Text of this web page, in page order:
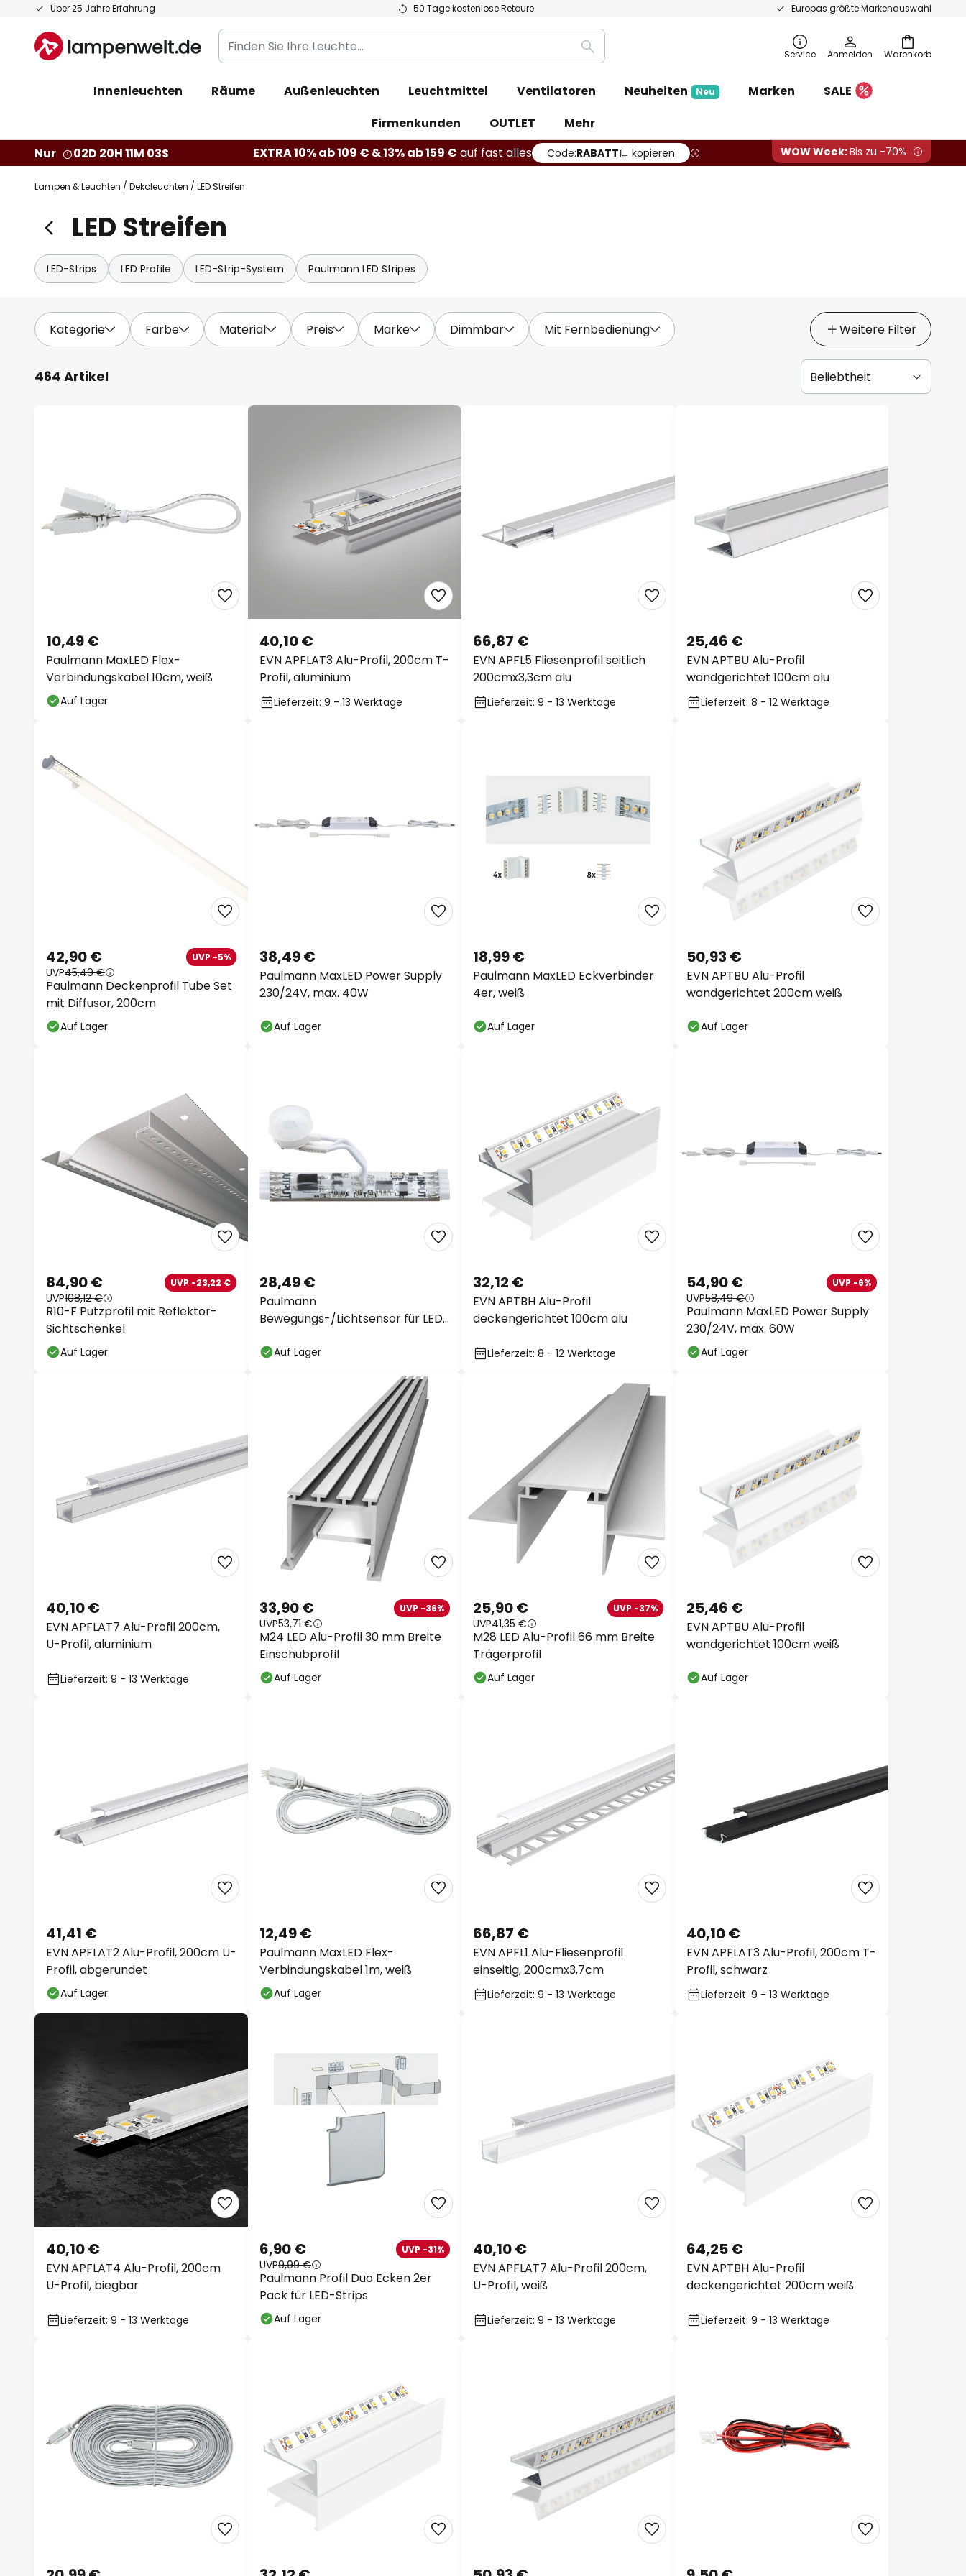
Über 25 Jahre Erfahrung 50 Tage kostenlose Retoure Europas größte Markenauswahl
Zum
springen
Warenkorb
Finden
Sie
Leuchte...
Suche Service Anmelden
Innenleuchten Räume Außenleuchten Leuchtmittel Ventilatoren Neuheiten Neu Marken
SALE
Firmenkunden
OUTLET
Mehr
Nur
02D 20H 11M 02S EXTRA 10% ab 109 € & 13% ab 159 € auf fast alles Code:RABATT kopieren WOW Week:Bis zu -70%
Lampen & Leuchten Dekoleuchten LED Streifen
LED Streifen
LED-Strips LED Profile LED-Strip-System Paulmann LED Stripes
Kategorie Farbe Material Preis Marke Dimmbar Mit Fernbedienung Weitere Filter
464 Artikel
Paulmann MaxLED Flex-
Verbindungskabel 10cm, weiß
10,49 €
Auf Lager
EVN APFLAT3 Alu-Profil, 200cm T-
Profil, aluminium
40,10 €
Lieferzeit: 9 - 13 Werktage
EVN APFL5 Fliesenprofil seitlich
200cmx3,3cm alu
66,87 €
Lieferzeit: 9 - 13 Werktage
EVN APTBU Alu-Profil
wandgerichtet 100cm alu
25,46 €
Lieferzeit: 8 - 12 Werktage
Paulmann Deckenprofil Tube Set
mit Diffusor, 200cm
42,90 € UVP -5%
UVP45,49 €
Auf Lager
Paulmann MaxLED Power Supply
230/24V, max. 40W
38,49 €
Auf Lager
Paulmann MaxLED Eckverbinder
4er, weiß
18,99 €
Auf Lager
EVN APTBU Alu-Profil
wandgerichtet 200cm weiß
50,93 €
Auf Lager
R10-F Putzprofil mit Reflektor-
Sichtschenkel
84,90 € UVP -23,22 €
UVP108,12 €
Auf Lager
Paulmann
Bewegungs-/Lichtsensor für LED-
28,49 €
Auf Lager
EVN APTBH Alu-Profil
deckengerichtet 100cm alu
32,12 €
Lieferzeit: 8 - 12 Werktage
Paulmann MaxLED Power Supply
230/24V, max. 60W
54,90 € UVP -6%
UVP58,49 €
Auf Lager
EVN APFLAT7 Alu-Profil 200cm,
U-Profil, aluminium
40,10 €
Lieferzeit: 9 - 13 Werktage
M24 LED Alu-Profil 30 mm Breite
Einschubprofil
33,90 € UVP -36%
UVP53,71 €
Auf Lager
M28 LED Alu-Profil 66 mm Breite
Trägerprofil
25,90 € UVP -37%
UVP41,35 €
Auf Lager
EVN APTBU Alu-Profil
wandgerichtet 100cm weiß
25,46 €
Auf Lager
EVN APFLAT2 Alu-Profil, 200cm U-
Profil, abgerundet
41,41 €
Auf Lager
Paulmann MaxLED Flex-
Verbindungskabel 1m, weiß
12,49 €
Auf Lager
EVN APFL1 Alu-Fliesenprofil
einseitig, 200cmx3,7cm
66,87 €
Lieferzeit: 9 - 13 Werktage
EVN APFLAT3 Alu-Profil, 200cm T-
Profil, schwarz
40,10 €
Lieferzeit: 9 - 13 Werktage
EVN APFLAT4 Alu-Profil, 200cm
U-Profil, biegbar
40,10 €
Lieferzeit: 9 - 13 Werktage
Paulmann Profil Duo Ecken 2er
Pack für LED-Strips
6,90 € UVP -31%
UVP9,99 €
Auf Lager
EVN APFLAT7 Alu-Profil 200cm,
U-Profil, weiß
40,10 €
Lieferzeit: 9 - 13 Werktage
EVN APTBH Alu-Profil
deckengerichtet 200cm weiß
64,25 €
Lieferzeit: 9 - 13 Werktage